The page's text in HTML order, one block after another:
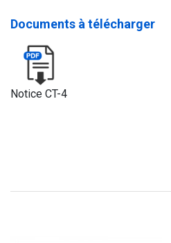
Documents à télécharger
Notice CT-4